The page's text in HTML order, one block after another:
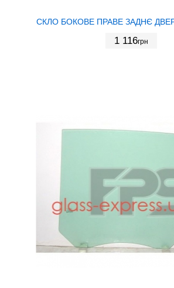
СКЛО БОКОВЕ ПРАВЕ ЗАДНЄ
1 116грн